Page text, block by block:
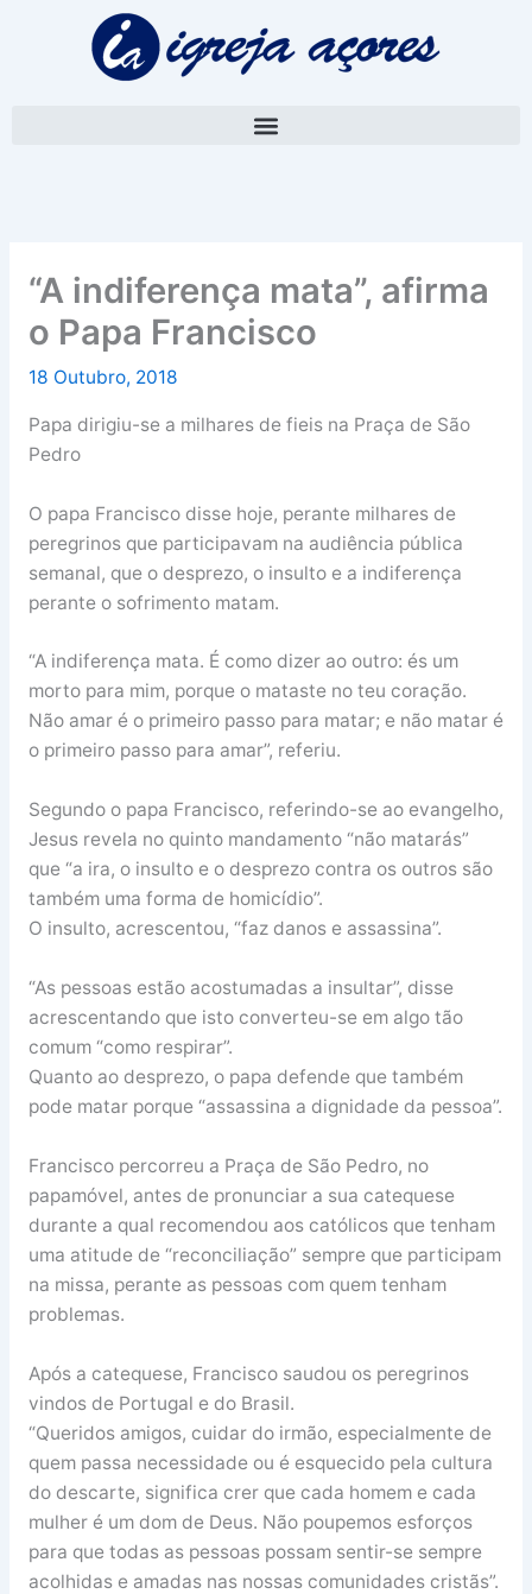
“A indiferença mata”, afirma
o Papa Francisco
18 Outubro, 2018
Papa dirigiu-se a milhares de fieis na Praça de São
Pedro
O papa Francisco disse hoje, perante milhares de
peregrinos que participavam na audiência pública
semanal, que o desprezo, o insulto e a indiferença
perante o sofrimento matam.
“A indiferença mata. É como dizer ao outro: és um
morto para mim, porque o mataste no teu coração.
Não amar é o primeiro passo para matar; e não matar é
o primeiro passo para amar”, referiu.
Segundo o papa Francisco, referindo-se ao evangelho,
Jesus revela no quinto mandamento “não matarás”
que “a ira, o insulto e o desprezo contra os outros são
também uma forma de homicídio”.
O insulto, acrescentou, “faz danos e assassina”.
“As pessoas estão acostumadas a insultar”, disse
acrescentando que isto converteu-se em algo tão
comum “como respirar”.
Quanto ao desprezo, o papa defende que também
pode matar porque “assassina a dignidade da pessoa”.
Francisco percorreu a Praça de São Pedro, no
papamóvel, antes de pronunciar a sua catequese
durante a qual recomendou aos católicos que tenham
uma atitude de “reconciliação” sempre que participam
na missa, perante as pessoas com quem tenham
problemas.
Após a catequese, Francisco saudou os peregrinos
vindos de Portugal e do Brasil.
“Queridos amigos, cuidar do irmão, especialmente de
quem passa necessidade ou é esquecido pela cultura
do descarte, significa crer que cada homem e cada
mulher é um dom de Deus. Não poupemos esforços
para que todas as pessoas possam sentir-se sempre
acolhidas e amadas nas nossas comunidades cristãs”.